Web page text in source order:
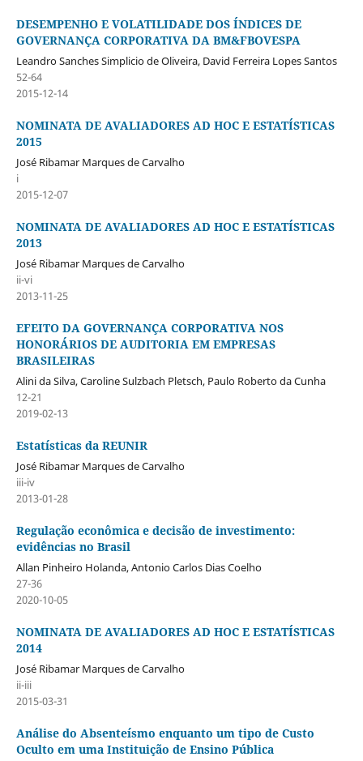
DESEMPENHO E VOLATILIDADE DOS ÍNDICES DE
GOVERNANÇA CORPORATIVA DA BM&FBOVESPA
Leandro Sanches Simplicio de Oliveira, David Ferreira Lopes Santos
52-64
2015-12-14
NOMINATA DE AVALIADORES AD HOC E ESTATÍSTICAS
2015
José Ribamar Marques de Carvalho
i
2015-12-07
NOMINATA DE AVALIADORES AD HOC E ESTATÍSTICAS
2013
José Ribamar Marques de Carvalho
ii-vi
2013-11-25
EFEITO DA GOVERNANÇA CORPORATIVA NOS
HONORÁRIOS DE AUDITORIA EM EMPRESAS
BRASILEIRAS
Alini da Silva, Caroline Sulzbach Pletsch, Paulo Roberto da Cunha
12-21
2019-02-13
Estatísticas da REUNIR
José Ribamar Marques de Carvalho
iii-iv
2013-01-28
Regulação econômica e decisão de investimento:
evidências no Brasil
Allan Pinheiro Holanda, Antonio Carlos Dias Coelho
27-36
2020-10-05
NOMINATA DE AVALIADORES AD HOC E ESTATÍSTICAS
2014
José Ribamar Marques de Carvalho
ii-iii
2015-03-31
Análise do Absenteísmo enquanto um tipo de Custo
Oculto em uma Instituição de Ensino Pública